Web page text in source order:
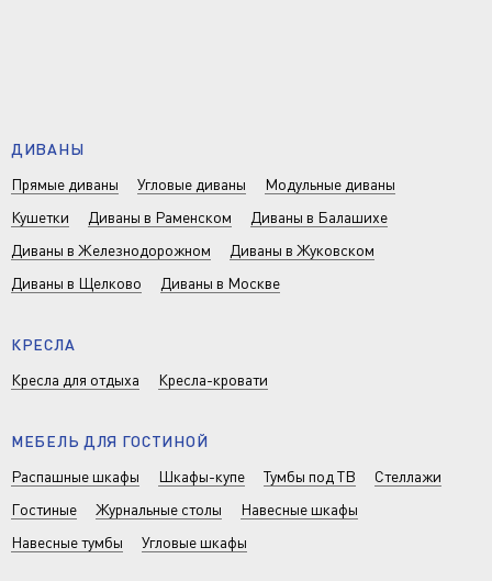
ДИВАНЫ
Прямые диваны
Угловые диваны
Модульные диваны
Кушетки
Диваны в Раменском
Диваны в Балашихе
Диваны в Железнодорожном
Диваны в Жуковском
Диваны в Щелково
Диваны в Москве
КРЕСЛА
Кресла для отдыха
Кресла-кровати
МЕБЕЛЬ ДЛЯ ГОСТИНОЙ
Распашные шкафы
Шкафы-купе Тумбы под ТВ
Стеллажи
Гостиные
Журнальные столы
Навесные шкафы
Навесные тумбы
Угловые шкафы